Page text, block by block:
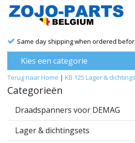
Same day shipping when ordered
Kies een categorie
Terug naar Home | KB 125 Lager &
Categorieën
Draadspanners voor DEMAG
Lager & dichtingsets